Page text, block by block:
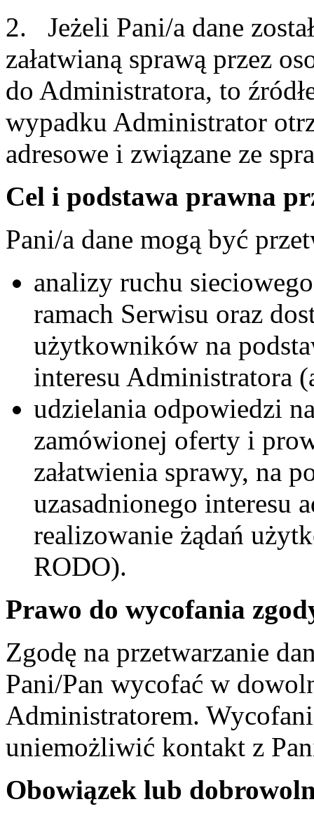
2. Jeżeli Pani/a dane
załatwianą sprawą przez
do Administratora, to
wypadku Administrator
adresowe i związane ze
Cel i podstawa prawna
Pani/a dane mogą być
analizy ruchu
ramach Serwisu oraz
użytkowników na
interesu Administratora
udzielania odpowiedzi
zamówionej oferty i
załatwienia sprawy, na
uzasadnionego interesu
realizowanie żądań
RODO).
Prawo do wycofania
Zgodę na przetwarzanie
Pani/Pan wycofać w
Administratorem.
uniemożliwić kontakt z
Obowiązek lub